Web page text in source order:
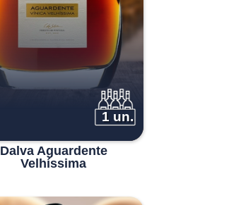
1 un.
Dalva Aguardente
Velhíssima